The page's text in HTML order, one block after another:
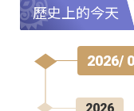
歷史上的今天
2026/